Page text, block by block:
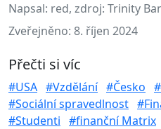
Napsal: red, zdroj: Trinity
Zveřejněno: 8. říjen 2024
Přečti si víc
#USA #Vzdělání #Česko
#Sociální spravedlnost
#Studenti #finanční Matrix